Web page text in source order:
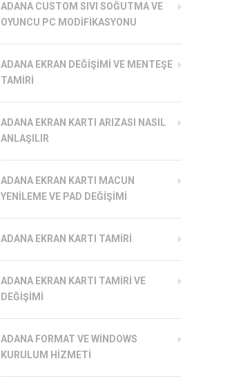
ADANA CUSTOM SIVI SOĞUTMA VE
OYUNCU PC MODIFIKASYONU
ADANA EKRAN DEĞIŞIMI VE MENTEŞE
TAMIRI
ADANA EKRAN KARTI ARIZASI NASIL
ANLAŞILIR
ADANA EKRAN KARTI MACUN
YENILEME VE PAD DEĞIŞIMI
ADANA EKRAN KARTI TAMIRI
ADANA EKRAN KARTI TAMIRI VE
DEĞIŞIMI
ADANA FORMAT VE WINDOWS
KURULUM HIZMETI